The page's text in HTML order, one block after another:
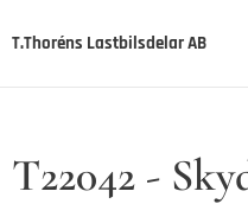
T.Thoréns Lastbilsdelar AB
T22042 -